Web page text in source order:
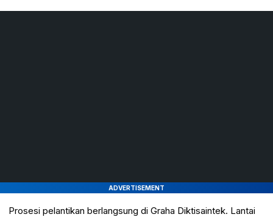
ADVERTISEMENT
Prosesi pelantikan berlangsung di Graha Diktisaintek. Lantai